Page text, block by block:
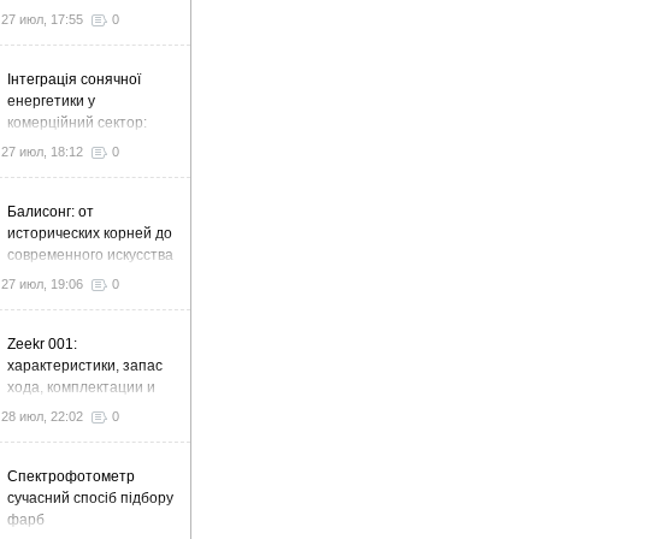
27 июл, 17:55 0
Інтеграція сонячної
енергетики у
комерційний сектор:
стратегія розвитку та
27 июл, 18:12 0
Балисонг: от
исторических корней до
современного искусства
флиппинга
27 июл, 19:06 0
Zeekr 001:
характеристики, запас
хода, комплектации и
особенности
28 июл, 22:02 0
Спектрофотометр
сучасний спосіб підбору
фарб